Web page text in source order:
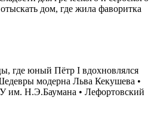
дом, где жила фаворитка
где юный Пётр I вдохновлялся
модерна Льва Кекушева •
им. Н.Э.Баумана • Лефортовский